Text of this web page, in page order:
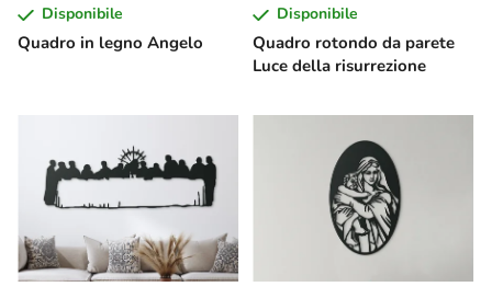
Quadro in legno Angelo
Disponibile
Quadro rotondo da parete
Luce della risurrezione
Disponibile